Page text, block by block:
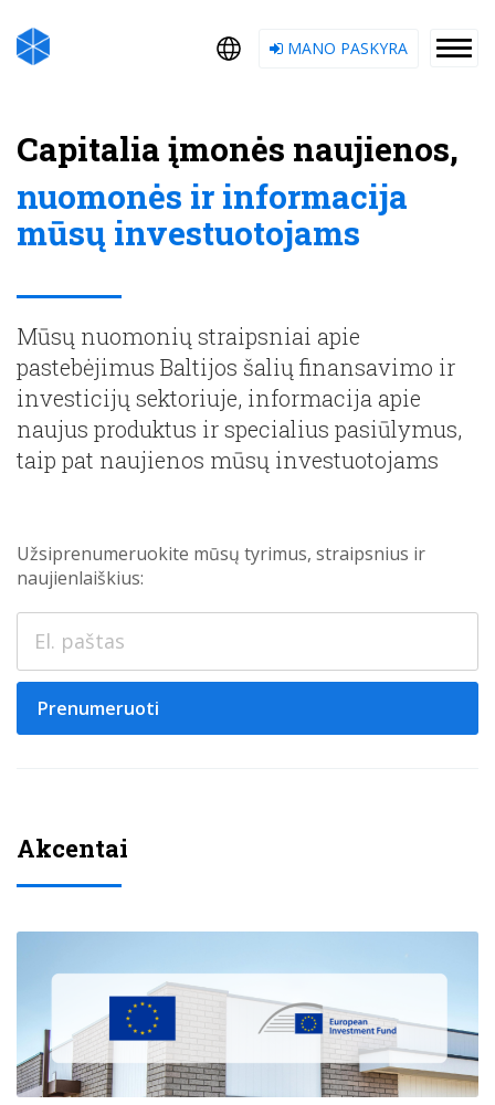
MANO PASKYRA
Capitalia įmonės naujienos,
nuomonės ir informacija
mūsų investuotojams
Mūsų nuomonių straipsniai apie
pastebėjimus Baltijos šalių finansavimo ir
investicijų sektoriuje, informacija apie
naujus produktus ir specialius pasiūlymus,
taip pat naujienos mūsų investuotojams
Užsiprenumeruokite mūsų tyrimus, straipsnius ir
naujienlaiškius:
Prenumeruoti
Akcentai